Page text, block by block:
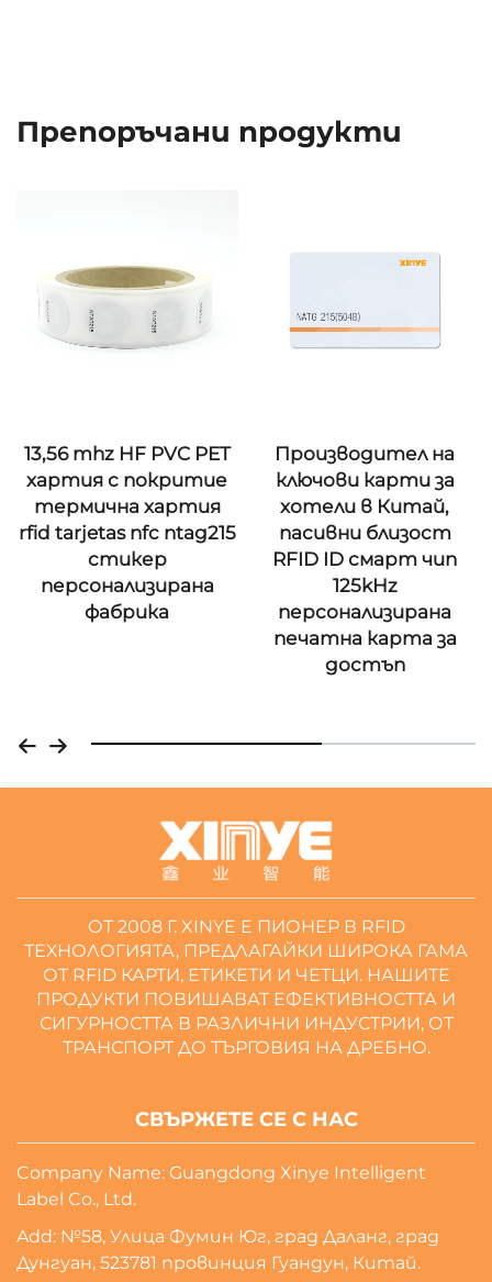
Препоръчани продукти
13,56 mhz HF PVC PET
хартия с покритие
термична хартия
rfid tarjetas nfc ntag215
стикер
персонализирана
фабрика
Производител на
ключови карти за
хотели в Китай,
пасивни близост
RFID ID смарт чип
125kHz
персонализирана
печатна карта за
достъп
ОТ 2008 Г. XINYE Е ПИОНЕР В RFID
ТЕХНОЛОГИЯТА, ПРЕДЛАГАЙКИ ШИРОКА ГАМА
ОТ RFID КАРТИ, ЕТИКЕТИ И ЧЕТЦИ. НАШИТЕ
ПРОДУКТИ ПОВИШАВАТ ЕФЕКТИВНОСТТА И
СИГУРНОСТТА В РАЗЛИЧНИ ИНДУСТРИИ, ОТ
ТРАНСПОРТ ДО ТЪРГОВИЯ НА ДРЕБНО.
СВЪРЖЕТЕ СЕ С НАС
Company Name: Guangdong Xinye Intelligent
Label Co., Ltd.
Add: №58, Улица Фумин Юг, град Даланг, град
Дунгуан, 523781 провинция Гуандун, Китай.